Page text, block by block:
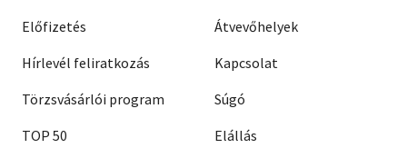
Előfizetés
Hírlevél feliratkozás
Törzsvásárlói program
TOP 50
Átvevőhelyek
Kapcsolat
Súgó
Elállás